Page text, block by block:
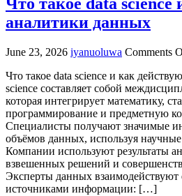
Что такое data science
аналитики данных
June 23, 2026 iyanuoluwa Comments
Что такое data science и как
science составляет собой
которая интегрирует математику,
программирование и предметную
Специалисты получают значимые
объёмов данных, используя
Компании используют результаты
взвешенных решений и
Эксперты данных взаимодействуют
источниками информации: […]